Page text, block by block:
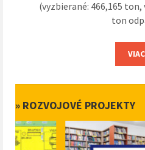
(vyzbierané: 466,165 ton,
ton
VIAC
» ROZVOJOVÉ PROJEKTY